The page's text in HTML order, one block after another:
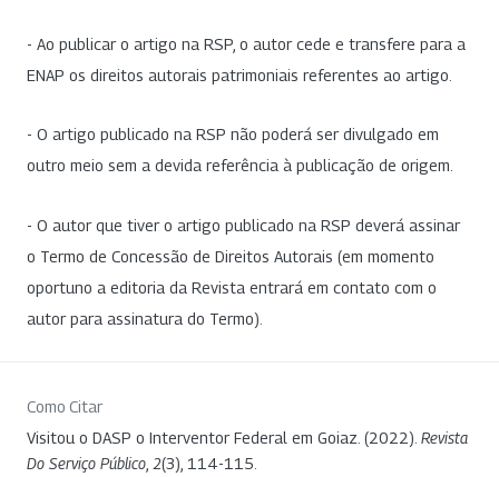
- Ao publicar o artigo na RSP, o autor cede e transfere para a
ENAP os direitos autorais patrimoniais referentes ao artigo.
- O artigo publicado na RSP não poderá ser divulgado em
outro meio sem a devida referência à publicação de origem.
- O autor que tiver o artigo publicado na RSP deverá assinar
o Termo de Concessão de Direitos Autorais (em momento
oportuno a editoria da Revista entrará em contato com o
autor para assinatura do Termo).
Como Citar
Visitou o DASP o Interventor Federal em Goiaz. (2022). Revista
Do Serviço Público 2(3), 114-115.